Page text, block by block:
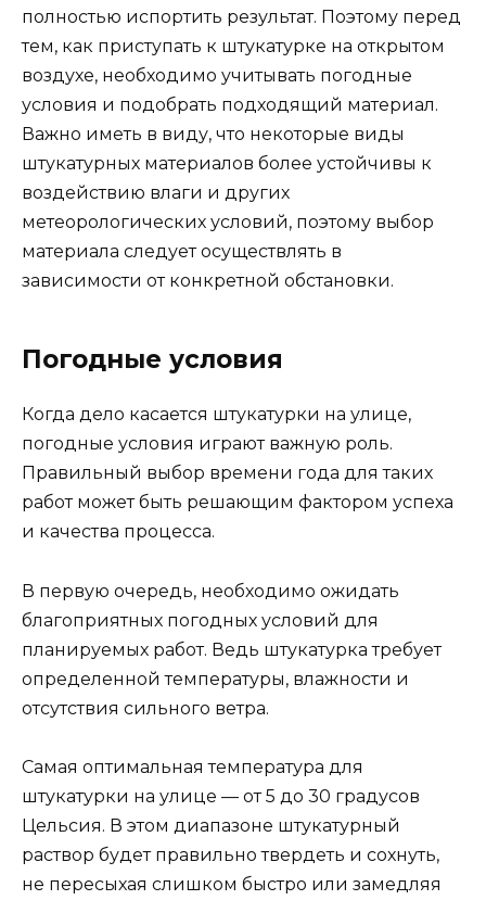
полностью испортить результат. Поэтому перед
тем, как приступать к штукатурке на открытом
воздухе, необходимо учитывать погодные
условия и подобрать подходящий материал.
Важно иметь в виду, что некоторые виды
штукатурных материалов более устойчивы к
воздействию влаги и других
метеорологических условий, поэтому выбор
материала следует осуществлять в
зависимости от конкретной обстановки.
Погодные условия
Когда дело касается штукатурки на улице,
погодные условия играют важную роль.
Правильный выбор времени года для таких
работ может быть решающим фактором успеха
и качества процесса.
В первую очередь, необходимо ожидать
благоприятных погодных условий для
планируемых работ. Ведь штукатурка требует
определенной температуры, влажности и
отсутствия сильного ветра.
Самая оптимальная температура для
штукатурки на улице — от 5 до 30 градусов
Цельсия. В этом диапазоне штукатурный
раствор будет правильно твердеть и сохнуть,
не пересыхая слишком быстро или замедляя